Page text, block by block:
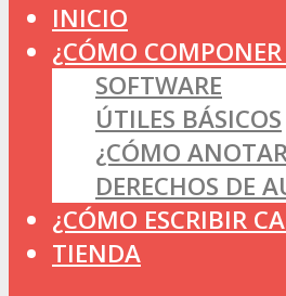
INICIO
¿CÓMO
SOFTWARE
ÚTILES BÁSICOS
¿CÓMO
DERECHOS DE
¿CÓMO ESCRIBIR
TIENDA